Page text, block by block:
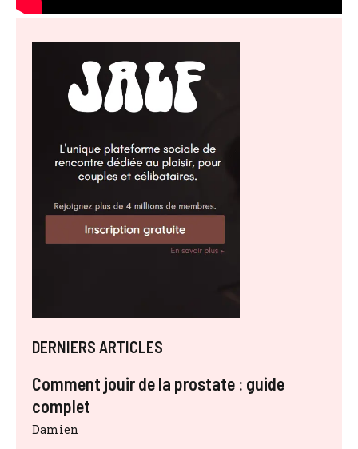
DERNIERS ARTICLES
Comment jouir de la prostate : guide
complet
Damien